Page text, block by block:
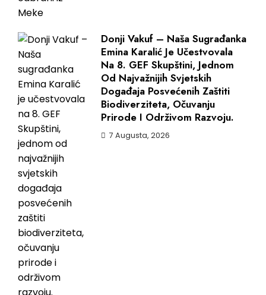
Donji Vakuf – Naša Sugrađanka
Emina Karalić Je Učestvovala
Na 8. GEF Skupštini, Jednom
Od Najvažnijih Svjetskih
Događaja Posvećenih Zaštiti
Biodiverziteta, Očuvanju
Prirode I Održivom Razvoju.
7 Augusta, 2026